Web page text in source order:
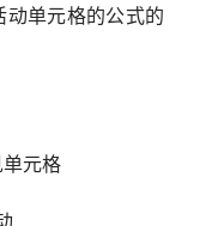
单元格的公式的
元格